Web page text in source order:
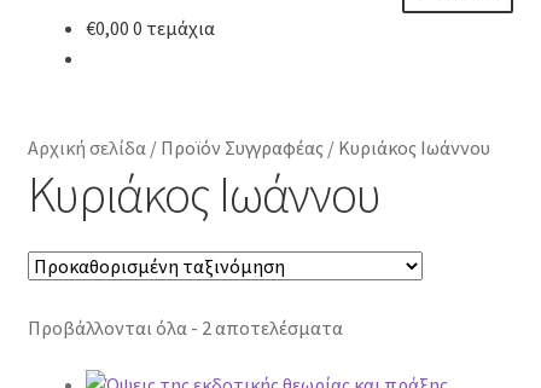
Κατηγορίες Βιβλίων
€0,00 0 τεμάχια
Αρχική σελίδα/ Προϊόν Συγγραφέας / Κυριάκος Ιωάννου
Κυριάκος Ιωάννου
Προβάλλονται όλα - 2 αποτελέσματα